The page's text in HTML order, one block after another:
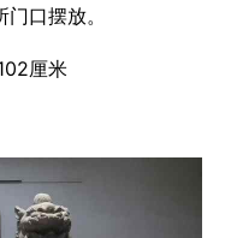
口摆放。
厘米